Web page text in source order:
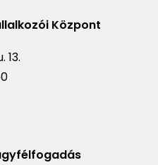
Központ
13.